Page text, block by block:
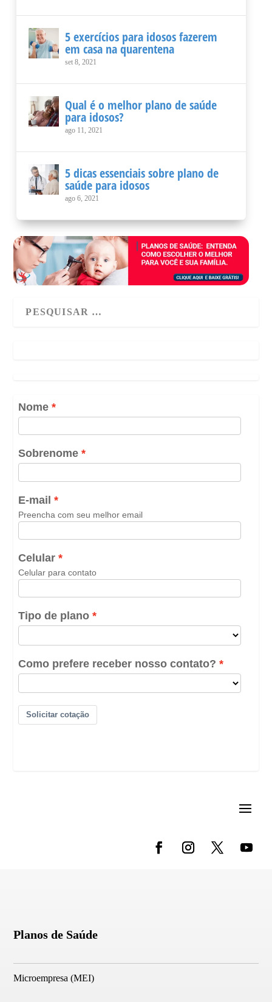
5 exercícios para idosos fazerem
em casa na quarentena
set 8, 2021
Qual é o melhor plano de saúde
para idosos?
ago 11, 2021
5 dicas essenciais sobre plano de
saúde para idosos
ago 6, 2021
Planos de Saúde
Microempresa (MEI)